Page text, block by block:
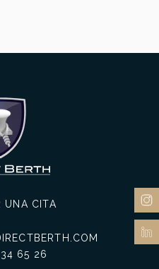
UNA CITA
65 26